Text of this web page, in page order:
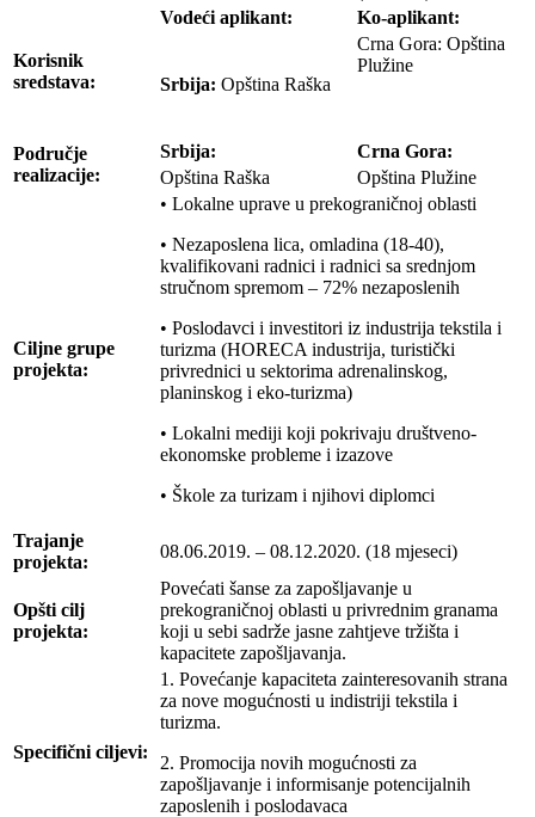
Korisnik
sredstava:
Vodeći aplikant: Ko-aplikant:
Srbija: Opština Raška
Crna Gora: Opština
Plužine
Područje
realizacije:
Srbija:
Crna Gora:
Opština Raška
Opština Plužine
Ciljne grupe
projekta:
• Lokalne uprave u prekograničnoj oblasti
• Nezaposlena lica, omladina (18-40),
kvalifikovani radnici i radnici sa srednjom
stručnom spremom – 72% nezaposlenih
• Poslodavci i investitori iz industrija tekstila i
turizma (HORECA industrija, turistički
privrednici u sektorima adrenalinskog,
planinskog i eko-turizma)
• Lokalni mediji koji pokrivaju društveno-
ekonomske probleme i izazove
• Škole za turizam i njihovi diplomci
Trajanje
projekta:
08.06.2019. – 08.12.2020. (18 mjeseci)
Opšti cilj
projekta:
Povećati šanse za zapošljavanje u
prekograničnoj oblasti u privrednim granama
koji u sebi sadrže jasne zahtjeve tržišta i
kapacitete zapošljavanja.
Specifični ciljevi:
1. Povećanje kapaciteta zainteresovanih strana
za nove mogućnosti u indistriji tekstila i
turizma.
2. Promocija novih mogućnosti za
zapošljavanje i informisanje potencijalnih
zaposlenih i poslodavaca